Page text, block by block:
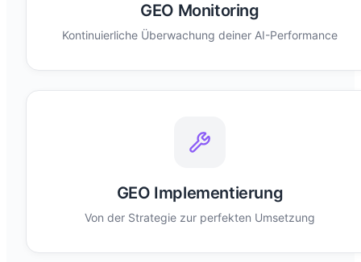
GEO Monitoring
Kontinuierliche Überwachung deiner AI-Performance
GEO Implementierung
Von der Strategie zur perfekten Umsetzung